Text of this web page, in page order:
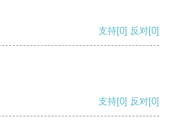
支持[0] 反对[0]
支持[0] 反对[0]